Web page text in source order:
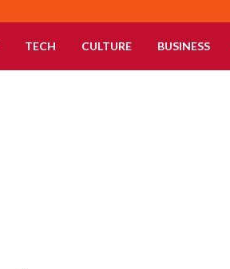
TECH CULTURE BUSINESS